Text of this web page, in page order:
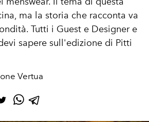
ma la storia che racconta va
Tutti i Guest e Designer e
sapere sull'edizione di Pitti
Vertua